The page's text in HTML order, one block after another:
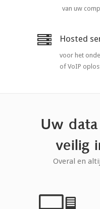
van uw
Hosted
voor het
of VoIP
Uw
veilig
Overal en